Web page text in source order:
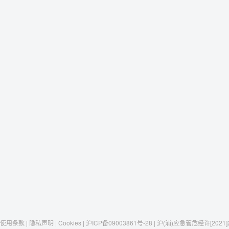
使用条款 | 隐私声明 | Cookies | 沪ICP备09003861号-28 | 沪(浦)应急管危经许